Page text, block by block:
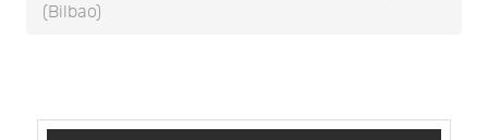
(Bilbao)